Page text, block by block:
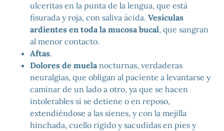
ulceritas en la punta de la lengua, que está
fisurada y roja, con saliva ácida. Vesículas
ardientes en toda la mucosa bucal, que sangran
al menor contacto.
Aftas.
Dolores de muelanocturnas, verdaderas
neuralgias, que obligan al paciente a levantarse y
caminar de un lado a otro, ya que se hacen
intolerables si se detiene o en reposo,
extendiéndose a las sienes, y con la mejilla
hinchada, cuello rígido y sacudidas en pies y